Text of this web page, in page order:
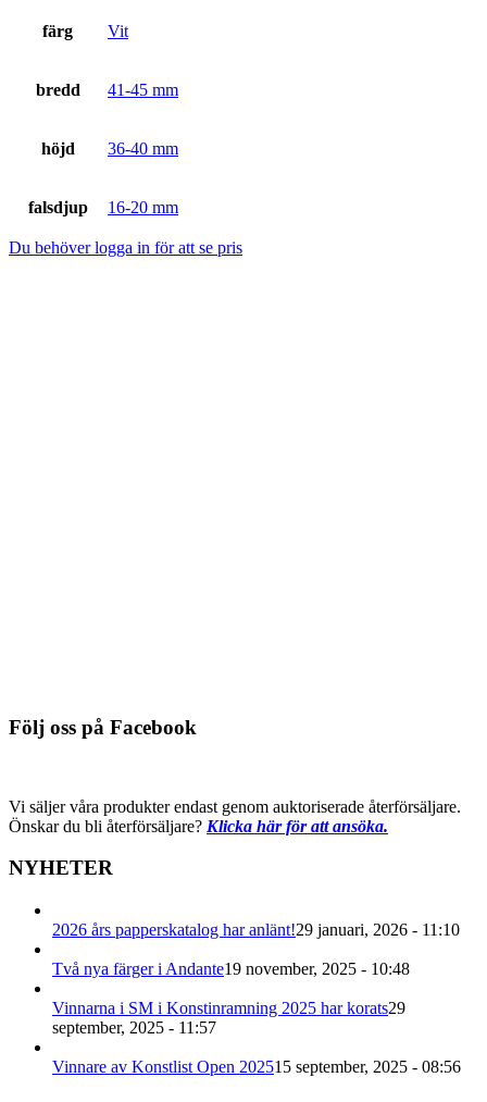
färg Vit
bredd 41-45 mm
höjd 36-40 mm
falsdjup 16-20 mm
Du behöver logga in för att se pris
Följ oss på Facebook
Vi säljer våra produkter endast genom auktoriserade återförsäljare.
Önskar du bli återförsäljare? Klicka här för att ansöka.
NYHETER
2026 års papperskatalog har anlänt!29 januari, 2026 - 11:10
Två nya färger i Andante19 november, 2025 - 10:48
Vinnarna i SM i Konstinramning 2025 har korats29
september, 2025 - 11:57
Vinnare av Konstlist Open 202515 september, 2025 - 08:56